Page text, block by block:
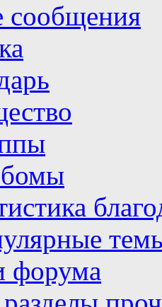
сообщения
форума